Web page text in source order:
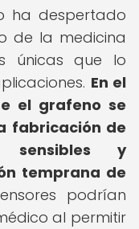
ha despertado
de la medicina
únicas que lo
En el
el grafeno se
fabricación de
sensibles y
temprana de
podrían
al permitir